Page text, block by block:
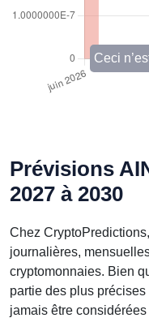
Ceci
Prévisions
2027 à 2030
Chez
journalières,
cryptomonnaies. Bien
partie des plus
jamais être